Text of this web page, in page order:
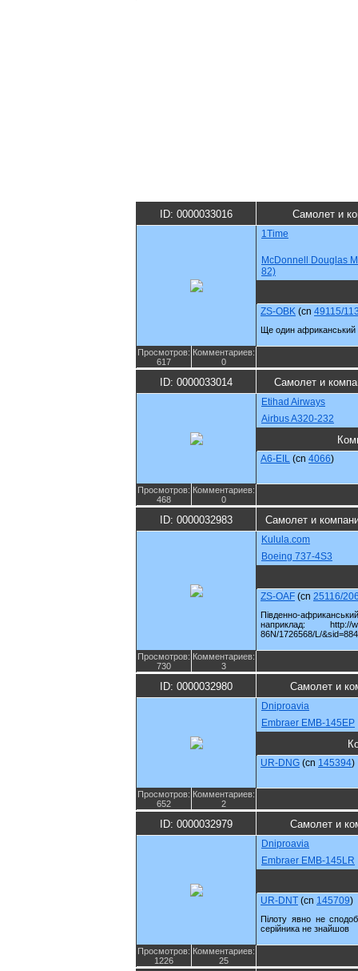
ID: 0000033016 Самолет и
1Time
McDonnell Douglas
82)
ZS-OBK (cn 49115/
Ще один африканський
Просмотров:
617
Комментариев:
0
ID: 0000033014 Самолет и
Etihad Airways
Airbus A320-232
A6-EIL (cn 4066)
Просмотров:
468
Комментариев:
0
ID: 0000032983 Самолет и
Kulula.com
Boeing 737-4S3
ZS-OAF (cn 25116/
Південно-
наприклад: http://
86N/1726568/L/
Просмотров:
730
Комментариев:
3
ID: 0000032980 Самолет и
Dniproavia
Embraer EMB-145EP
UR-DNG (cn 145394)
Просмотров:
652
Комментариев:
2
ID: 0000032979 Самолет и
Dniproavia
Embraer EMB-145LR
UR-DNT (cn 145709)
Пілоту явно не
серійника не знайшов
Просмотров:
1226
Комментариев:
25